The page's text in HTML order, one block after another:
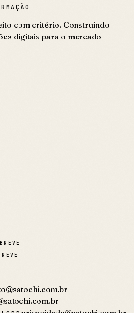
com critério. Construindo
digitais para o mercado